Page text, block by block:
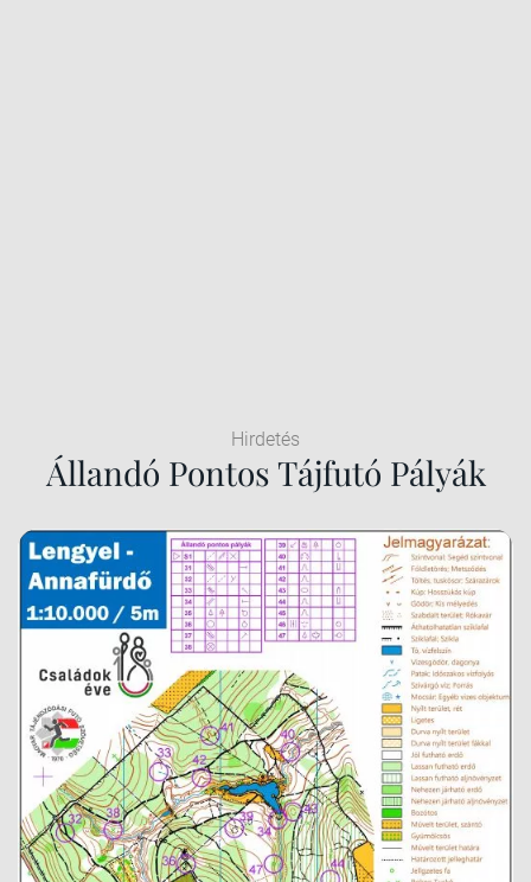
Hirdetés
Állandó Pontos Tájfutó Pályák